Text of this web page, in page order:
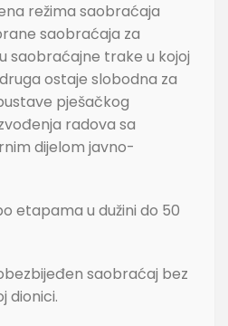
režima saobraćaja
saobraćaja za
saobraćajne trake u kojoj
ostaje slobodna za
pješačkog
radova sa
dijelom javno-
etapama u dužini do 50
saobraćaj bez
dionici.